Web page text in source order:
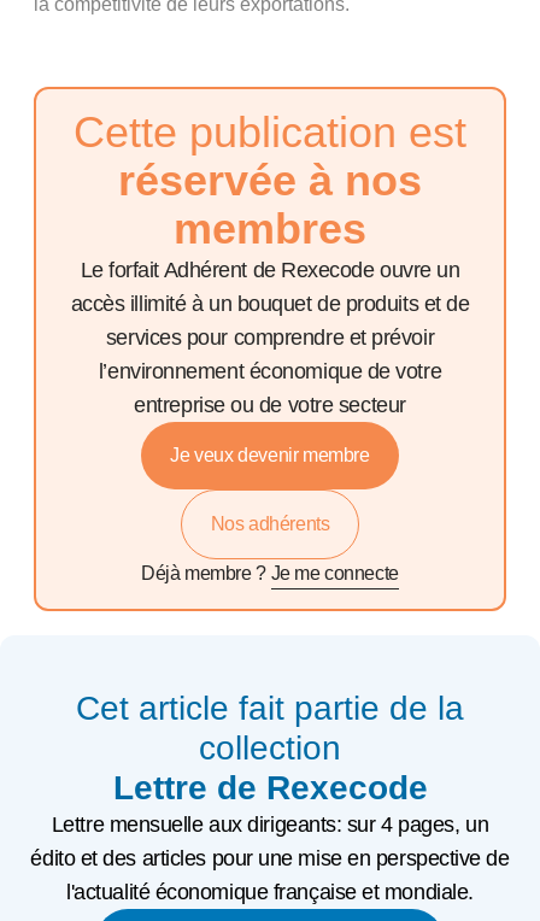
la compétitivité de leurs exportations.
Cette publication est
réservée à nos
membres
Le forfait Adhérent de Rexecode ouvre un
accès illimité à un bouquet de produits et de
services pour comprendre et prévoir
l’environnement économique de votre
entreprise ou de votre secteur
Je veux devenir membre
Nos adhérents
Déjà membre ? Je me connecte
Cet article fait partie de la
collection
Lettre de Rexecode
Lettre mensuelle aux dirigeants: sur 4 pages, un
édito et des articles pour une mise en perspective de
l'actualité économique française et mondiale.